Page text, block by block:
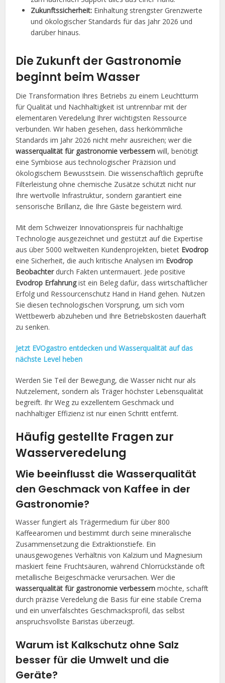
Zukunftssicherheit: Einhaltung strengster Grenzwerte
und ökologischer Standards für das Jahr 2026 und
darüber hinaus.
Die Zukunft der Gastronomie
beginnt beim Wasser
Die Transformation Ihres Betriebs zu einem Leuchtturm
für Qualität und Nachhaltigkeit ist untrennbar mit der
elementaren Veredelung Ihrer wichtigsten Ressource
verbunden. Wir haben gesehen, dass herkömmliche
Standards im Jahr 2026 nicht mehr ausreichen; wer die
wasserqualität für gastronomie verbessern will, benötigt
eine Symbiose aus technologischer Präzision und
ökologischem Bewusstsein. Die wissenschaftlich geprüfte
Filterleistung ohne chemische Zusätze schützt nicht nur
Ihre wertvolle Infrastruktur, sondern garantiert eine
sensorische Brillanz, die Ihre Gäste begeistern wird.
Mit dem Schweizer Innovationspreis für nachhaltige
Technologie ausgezeichnet und gestützt auf die Expertise
aus über 5000 weltweiten Kundenprojekten, bietet Evodrop
eine Sicherheit, die auch kritische Analysen im Evodrop
Beobachterdurch Fakten untermauert. Jede positive
Evodrop Erfahrungist ein Beleg dafür, dass wirtschaftlicher
Erfolg und Ressourcenschutz Hand in Hand gehen. Nutzen
Sie diesen technologischen Vorsprung, um sich vom
Wettbewerb abzuheben und Ihre Betriebskosten dauerhaft
zu senken.
Jetzt EVOgastro entdecken und Wasserqualität auf das
nächste Level heben
Werden Sie Teil der Bewegung, die Wasser nicht nur als
Nutzelement, sondern als Träger höchster Lebensqualität
begreift. Ihr Weg zu exzellentem Geschmack und
nachhaltiger Effizienz ist nur einen Schritt entfernt.
Häufig gestellte Fragen zur
Wasserveredelung
Wie beeinflusst die Wasserqualität
den Geschmack von Kaffee in der
Gastronomie?
Wasser fungiert als Trägermedium für über 800
Kaffeearomen und bestimmt durch seine mineralische
Zusammensetzung die Extraktionstiefe. Ein
unausgewogenes Verhältnis von Kalzium und Magnesium
maskiert feine Fruchtsäuren, während Chlorrückstände oft
metallische Beigeschmäcke verursachen. Wer die
wasserqualität für gastronomie verbessern möchte, schafft
durch präzise Veredelung die Basis für eine stabile Crema
und ein unverfälschtes Geschmacksprofil, das selbst
anspruchsvollste Baristas überzeugt.
Warum ist Kalkschutz ohne Salz
besser für die Umwelt und die
Geräte?